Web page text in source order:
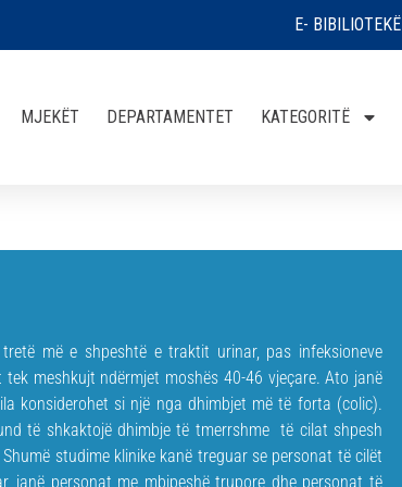
E- BIBILIOTEKË
MJEKËT DEPARTAMENTET KATEGORITË
më e shpeshtë e traktit urinar, pas infeksioneve
meshkujt ndërmjet moshës 40-46 vjeçare. Ato janë
konsiderohet si një nga dhimbjet më të forta (colic).
të shkaktojë dhimbje të tmerrshme të cilat shpesh
studime klinike kanë treguar se personat të cilët
janë personat me mbipeshë trupore dhe personat të